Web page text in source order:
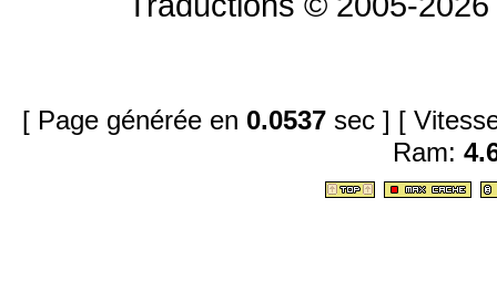
[ Page générée en 0.0537 sec ] [
Ram: